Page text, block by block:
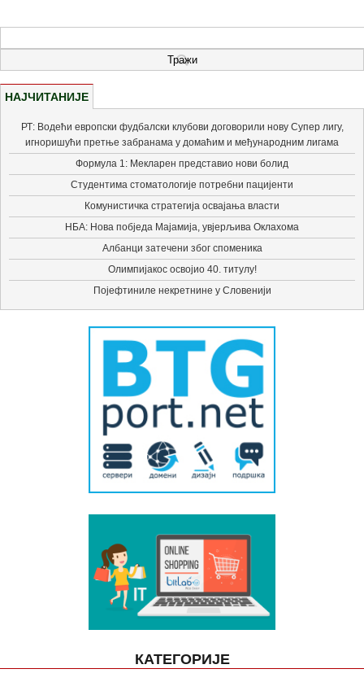
НАЈЧИТАНИЈЕ
РТ: Водећи европски фудбалски клубови договорили нову Супер лигу,
игноришући претње забранама у домаћим и међународним лигама
Формула 1: Мекларен представио нови болид
Студентима стоматологије потребни пацијенти
Комунистичка стратегија освајања власти
НБА: Нова побједа Мајамија, увјерљива Оклахома
Албанци затечени због споменика
Олимпијакос освојио 40. титулу!
Појефтиниле некретнине у Словенији
КАТЕГОРИЈЕ